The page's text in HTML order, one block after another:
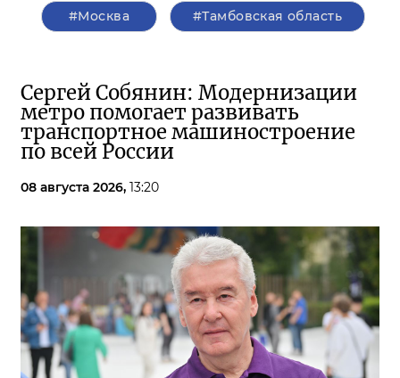
#Москва #Тамбовская область
Сергей Собянин: Модернизации
метро помогает развивать
транспортное машиностроение
по всей России
08 августа 2026, 13:20